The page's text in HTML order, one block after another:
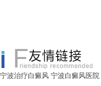
宁波治疗白癜风 宁波白癜风医院